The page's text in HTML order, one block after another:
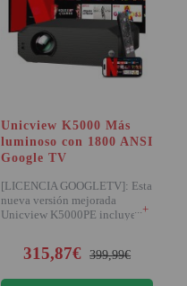
Unicview K5000 Más
luminoso con 1800 ANSI
Google TV
[LICENCIA GOOGLETV]: Esta
nueva versión mejorada
Unicview K5000PE incluye el+
315,87€ 399,99€